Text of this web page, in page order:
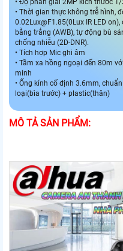
• Thời gian thực không trễ hình,
0.02Lux@F1.85(0Lux IR LED
bằng trắng (AWB), tự động bù
chống nhiễu (2D-DNR).
• Tích hợp Mic ghi âm
• Tầm xa hồng ngoại đến 80m
minh
• Ống kính cố định 3.6mm,
loại(bìa trước) + plastic(thân)
MÔ TẢ SẢN PHẨM: